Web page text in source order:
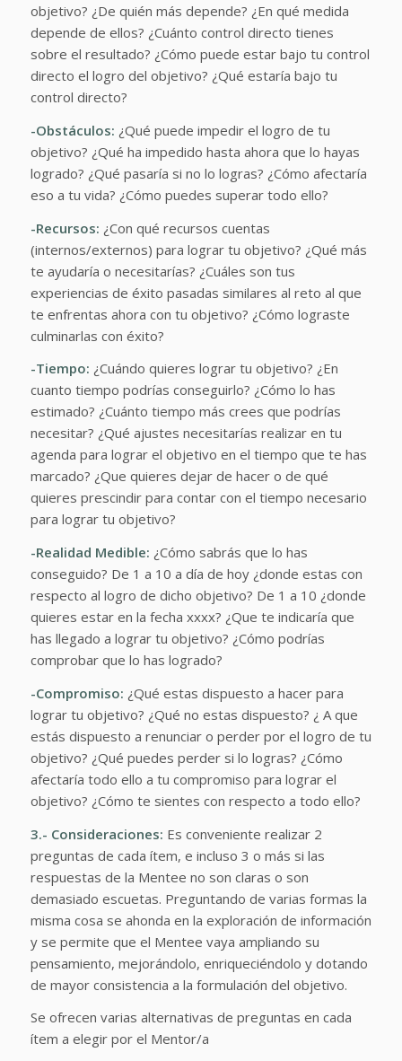
objetivo? ¿De quién más depende? ¿En qué medida
depende de ellos? ¿Cuánto control directo tienes
sobre el resultado? ¿Cómo puede estar bajo tu control
directo el logro del objetivo? ¿Qué estaría bajo tu
control directo?
-Obstáculos: ¿Qué puede impedir el logro de tu
objetivo? ¿Qué ha impedido hasta ahora que lo hayas
logrado? ¿Qué pasaría si no lo logras? ¿Cómo afectaría
eso a tu vida? ¿Cómo puedes superar todo ello?
-Recursos: ¿Con qué recursos cuentas
(internos/externos) para lograr tu objetivo? ¿Qué más
te ayudaría o necesitarías? ¿Cuáles son tus
experiencias de éxito pasadas similares al reto al que
te enfrentas ahora con tu objetivo? ¿Cómo lograste
culminarlas con éxito?
-Tiempo: ¿Cuándo quieres lograr tu objetivo? ¿En
cuanto tiempo podrías conseguirlo? ¿Cómo lo has
estimado? ¿Cuánto tiempo más crees que podrías
necesitar? ¿Qué ajustes necesitarías realizar en tu
agenda para lograr el objetivo en el tiempo que te has
marcado? ¿Que quieres dejar de hacer o de qué
quieres prescindir para contar con el tiempo necesario
para lograr tu objetivo?
-Realidad Medible: ¿Cómo sabrás que lo has
conseguido? De 1 a 10 a día de hoy ¿donde estas con
respecto al logro de dicho objetivo? De 1 a 10 ¿donde
quieres estar en la fecha xxxx? ¿Que te indicaría que
has llegado a lograr tu objetivo? ¿Cómo podrías
comprobar que lo has logrado?
-Compromiso: ¿Qué estas dispuesto a hacer para
lograr tu objetivo? ¿Qué no estas dispuesto? ¿ A que
estás dispuesto a renunciar o perder por el logro de tu
objetivo? ¿Qué puedes perder si lo logras? ¿Cómo
afectaría todo ello a tu compromiso para lograr el
objetivo? ¿Cómo te sientes con respecto a todo ello?
3.- Consideraciones: Es conveniente realizar 2
preguntas de cada ítem, e incluso 3 o más si las
respuestas de la Mentee no son claras o son
demasiado escuetas. Preguntando de varias formas la
misma cosa se ahonda en la exploración de información
y se permite que el Mentee vaya ampliando su
pensamiento, mejorándolo, enriqueciéndolo y dotando
de mayor consistencia a la formulación del objetivo.
Se ofrecen varias alternativas de preguntas en cada
ítem a elegir por el Mentor/a